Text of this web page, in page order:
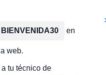
BIENVENIDA30 en
web.
tu técnico de
PH48W, RX0230,